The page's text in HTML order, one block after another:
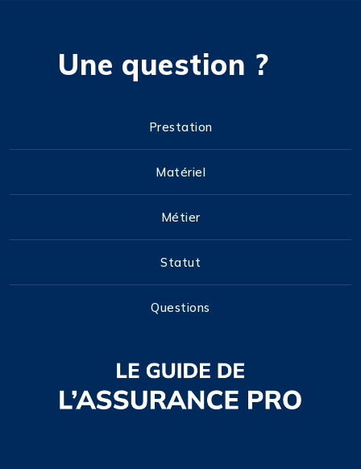
Une question ?
Prestation
Matériel
Métier
Statut
Questions